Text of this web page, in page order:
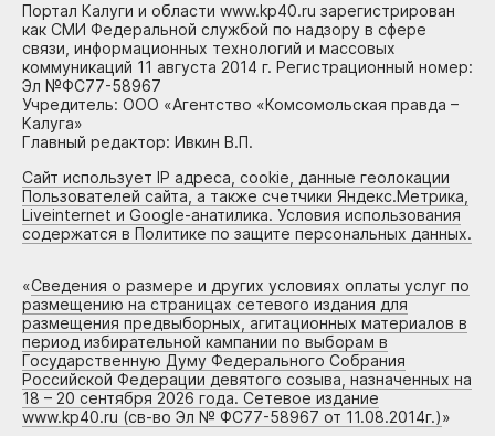
Портал Калуги и области www.kp40.ru зарегистрирован
как СМИ Федеральной службой по надзору в сфере
связи, информационных технологий и массовых
коммуникаций 11 августа 2014 г. Регистрационный номер:
Эл №ФС77-58967
Учредитель: ООО «Агентство «Комсомольская правда –
Калуга»
Главный редактор: Ивкин В.П.
Сайт использует IP адреса, cookie, данные геолокации
Пользователей сайта, а также счетчики Яндекс.Метрика,
Liveinternet и Google-анатилика. Условия использования
содержатся в Политике по защите персональных данных.
«Сведения о размере и других условиях оплаты услуг по
размещению на страницах сетевого издания для
размещения предвыборных, агитационных материалов в
период избирательной кампании по выборам в
Государственную Думу Федерального Собрания
Российской Федерации девятого созыва, назначенных на
18 – 20 сентября 2026 года. Сетевое издание
www.kp40.ru (св-во Эл № ФС77-58967 от 11.08.2014г.)»